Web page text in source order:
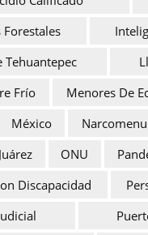
Tehuantepec
Frío
Menores De
México
ONU
Discapacidad